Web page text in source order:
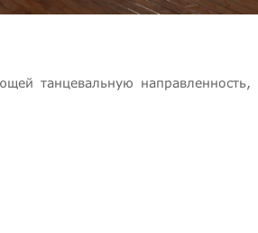
танцевальную